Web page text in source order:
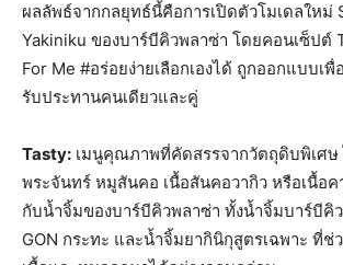
ผลลัพธ์จากกลยุทธ์นี้คือการเปิดตัวโมเดลใหม่
Yakiniku ของบาร์บีคิวพลาซ่า โดยคอนเซ็ปต์
For Me #อร่อยง่ายเลือกเองได้ ถูกออกแบบเ
รับประทานคนเดียวและคู่
Tasty: เมนูคุณภาพที่คัดสรรจากวัตถุดิบพิเศษ
พระจันทร์ หมูสันคอ เนื้อสันคอวากิว หรือเนื้อค
กับน้ำจิ้มของบาร์บีคิวพลาซ่า ทั้งน้ำจิ้มบาร์บีคิ
GON กระทะ และน้ำจิ้มยากินิกุสูตรเฉพาะ ที่ช่